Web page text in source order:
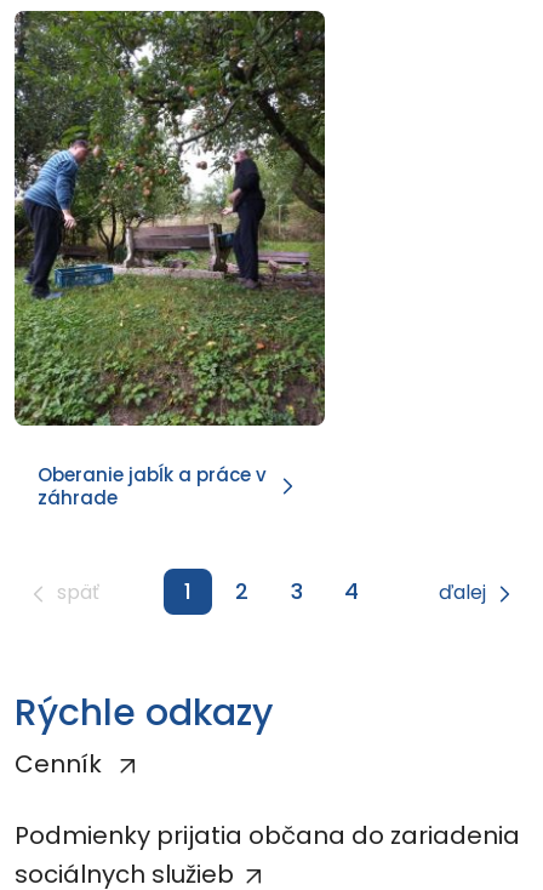
Oberanie jabĺk a práce v
záhrade
späť 1 2 3 4 ďalej
Rýchle odkazy
Cenník
Podmienky prijatia občana do zariadenia
sociálnych služieb